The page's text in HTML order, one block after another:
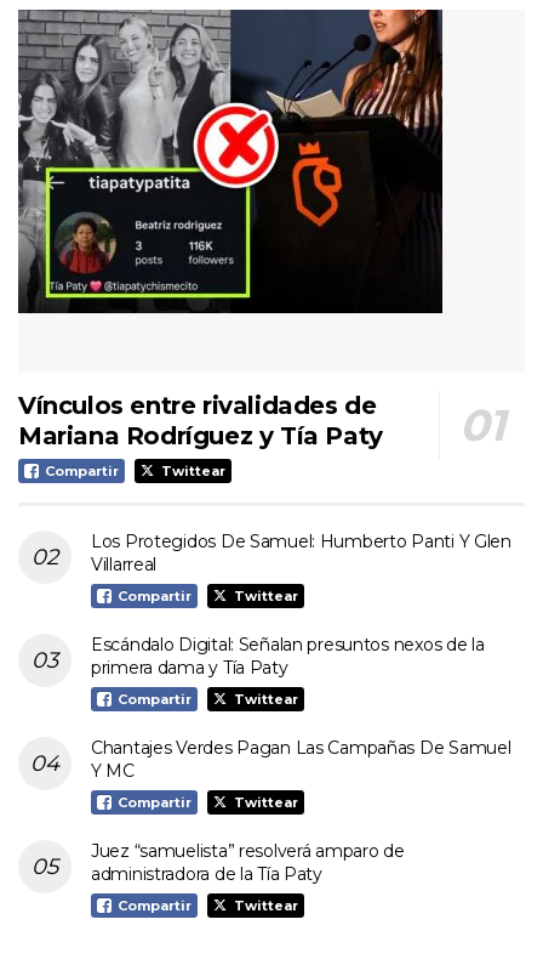
Vínculos entre rivalidades de
Mariana Rodríguez y Tía Paty
Compartir Twittear
Los Protegidos De Samuel: Humberto Panti Y Glen
Villarreal
Compartir Twittear
Escándalo Digital: Señalan presuntos nexos de la
primera dama y Tía Paty
Compartir Twittear
Chantajes Verdes Pagan Las Campañas De Samuel
Y MC
Compartir Twittear
Juez “samuelista” resolverá amparo de
administradora de la Tía Paty
Compartir Twittear